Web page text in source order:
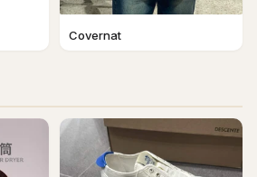
Covernat